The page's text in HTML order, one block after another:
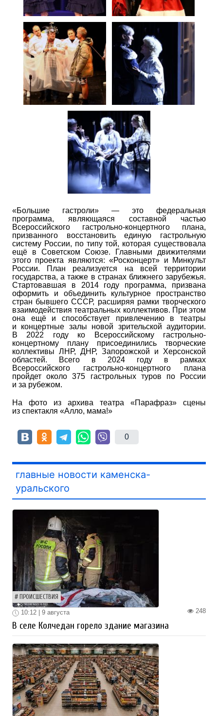
«Большие гастроли» — это федеральная
программа, являющаяся составной частью
Всероссийского гастрольно-концертного плана,
призванного восстановить единую гастрольную
систему России, по типу той, которая существовала
ещё в Советском Союзе. Главными движителями
этого проекта являются: «Росконцерт» и Минкульт
России. План реализуется на всей территории
государства, а также в странах ближнего зарубежья.
Стартовавшая в 2014 году программа, призвана
оформить и объединить культурное пространство
стран бывшего СССР, расширяя рамки творческого
взаимодействия театральных коллективов. При этом
она ещё и способствует привлечению в театры
и концертные залы новой зрительской аудитории.
В 2022 году ко Всероссийскому гастрольно-
концертному плану присоединились творческие
коллективы ЛНР, ДНР, Запорожской и Херсонской
областей. Всего в 2024 году в рамках
Всероссийского гастрольно-концертного плана
пройдет около 375 гастрольных туров по России
и за рубежом.
На фото из архива театра «Парафраз» сцены
из спектакля «Алло, мама!»
0
главные новости каменска-
уральского
ПРОИСШЕСТВИЯ
248
10:12 | 9 августа
В селе Колчедан горело здание магазина